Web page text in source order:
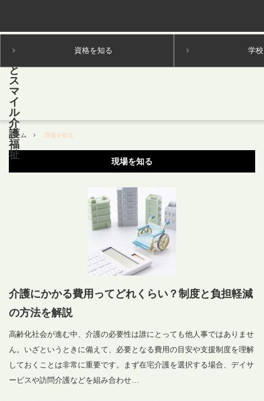
資格を知る 学
ホーム 現場を知る
現場を知る
介護にかかる費用ってどれくらい？制度と負担軽減
の方法を解説
高齢化社会が進む中、介護の必要性は誰にとっても他人事ではありませ
ん。いざというときに備えて、必要となる費用の目安や支援制度を理解
しておくことは非常に重要です。まず在宅介護を選択する場合、デイサ
ービスや訪問介護などを組み合わせ…